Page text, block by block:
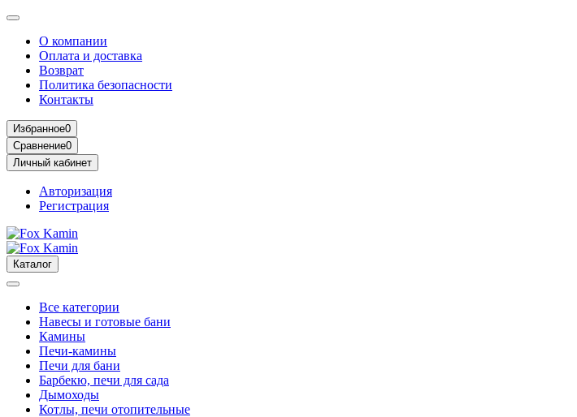
О компании
Оплата и доставка
Возврат
Политика безопасности
Контакты
Избранное0
Сравнение0
Личный кабинет
Авторизация
Регистрация
Каталог
Все категории
Навесы и готовые бани
Камины
Печи-камины
Печи для бани
Барбекю, печи для сада
Дымоходы
Котлы, печи отопительные